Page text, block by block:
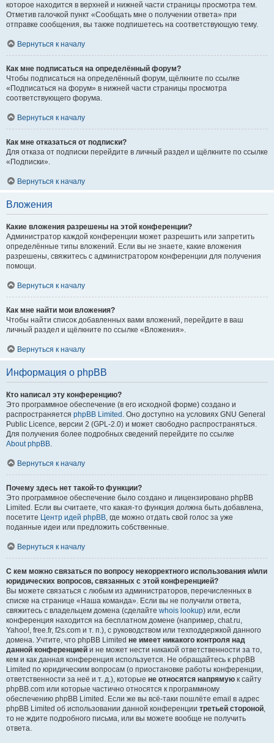
которое находится в верхней и нижней части страницы просмотра тем.
Отметив галочкой пункт «Сообщать мне о получении ответа» при
отправке сообщения, вы также подпишетесь на соответствующую тему.
Вернуться к началу
Как мне подписаться на определённый форум?
Чтобы подписаться на определённый форум, щёлкните по ссылке
«Подписаться на форум» в нижней части страницы просмотра
соответствующего форума.
Вернуться к началу
Как мне отказаться от подписки?
Для отказа от подписки перейдите в личный раздел и щёлкните по ссылке
«Подписки».
Вернуться к началу
Вложения
Какие вложения разрешены на этой конференции?
Администратор каждой конференции может разрешить или запретить
определённые типы вложений. Если вы не знаете, какие вложения
разрешены, свяжитесь с администратором конференции для получения
помощи.
Вернуться к началу
Как мне найти мои вложения?
Чтобы найти список добавленных вами вложений, перейдите в ваш
личный раздел и щёлкните по ссылке «Вложения».
Вернуться к началу
Информация о phpBB
Кто написал эту конференцию?
Это программное обеспечение (в его исходной форме) создано и
распространяется phpBB Limited . Оно доступно на условиях GNU General
Public Licence, версии 2 (GPL-2.0) и может свободно распространяться.
Для получения более подробных сведений перейдите по ссылке
About phpBB.
Вернуться к началу
Почему здесь нет такой-то функции?
Это программное обеспечение было создано и лицензировано phpBB
Limited. Если вы считаете, что какая-то функция должна быть добавлена,
посетите Центр идей phpBB, где можно отдать свой голос за уже
поданные идеи или предложить собственные.
Вернуться к началу
С кем можно связаться по вопросу некорректного использования и/или
юридических вопросов, связанных с этой конференцией?
Вы можете связаться с любым из администраторов, перечисленных в
списке на странице «Наша команда». Если вы не получили ответа,
свяжитесь с владельцем домена (сделайте whois lookup) или, если
конференция находится на бесплатном домене (например, chat.ru,
Yahoo!, free.fr, f2s.com и т. п.), с руководством или техподдержкой данного
домена. Учтите, что phpBB Limited не имеет никакого контроля над
данной конференцией и не может нести никакой ответственности за то,
кем и как данная конференция используется. Не обращайтесь к phpBB
Limited по юридическим вопросам (о приостановке работы конференции,
ответственности за неё и т. д.), которые не относятся напрямую к сайту
phpBB.com или которые частично относятся к программному
обеспечению phpBB Limited. Если же вы всё-таки пошлёте email в адрес
phpBB Limited об использовании данной конференции третьей стороной,
то не ждите подробного письма, или вы можете вообще не получить
ответа.